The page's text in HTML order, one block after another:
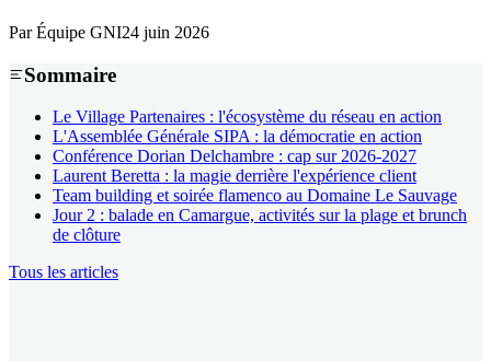
ParÉquipe GNI24 juin 2026
Sommaire
Le Village Partenaires : l'écosystème du réseau en action
L'Assemblée Générale SIPA : la démocratie en action
Conférence Dorian Delchambre : cap sur 2026-2027
Laurent Beretta : la magie derrière l'expérience client
Team building et soirée flamenco au Domaine Le Sauvage
Jour 2 : balade en Camargue, activités sur la plage et brunch
de clôture
Tous les articles